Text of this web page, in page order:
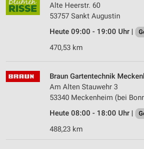
Alte Heerstr. 60
53757 Sankt Au­gust­in
Heute 09:00 - 19:00 Uhr |
470,53 km
Braun Gartentechnik
Am Alten Stauwehr 3
53340 Meckenheim (bei
Heute 08:00 - 18:00 Uhr |
488,23 km